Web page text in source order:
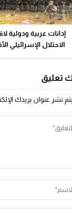
إدانات عربية ودولية
الاحتلال الإسرائيلي
تعليق
نشر عنوان بريدك